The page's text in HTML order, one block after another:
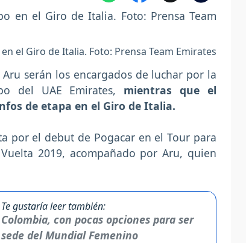
el Giro de Italia. Foto: Prensa Team Emirates
serán los encargados de luchar por la
del UAE Emirates, mientras que el
de etapa en el Giro de Italia.
por el debut de Pogacar en el Tour para
2019, acompañado por Aru, quien
Te gustaría leer también:
Colombia, con pocas opciones para ser
sede del Mundial Femenino